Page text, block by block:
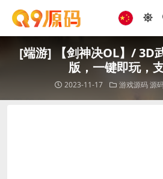
[端游] 【剑神决OL】/ 3D
版，一键即玩，
2023-11-17 游戏源码 源